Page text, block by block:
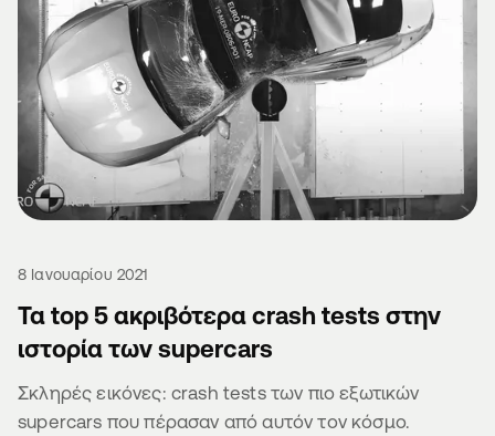
8 Ιανουαρίου 2021
Τα top 5 ακριβότερα crash tests στην
ιστορία των supercars
Σκληρές εικόνες: crash tests των πιο εξωτικών
supercars που πέρασαν από αυτόν τον κόσμο.